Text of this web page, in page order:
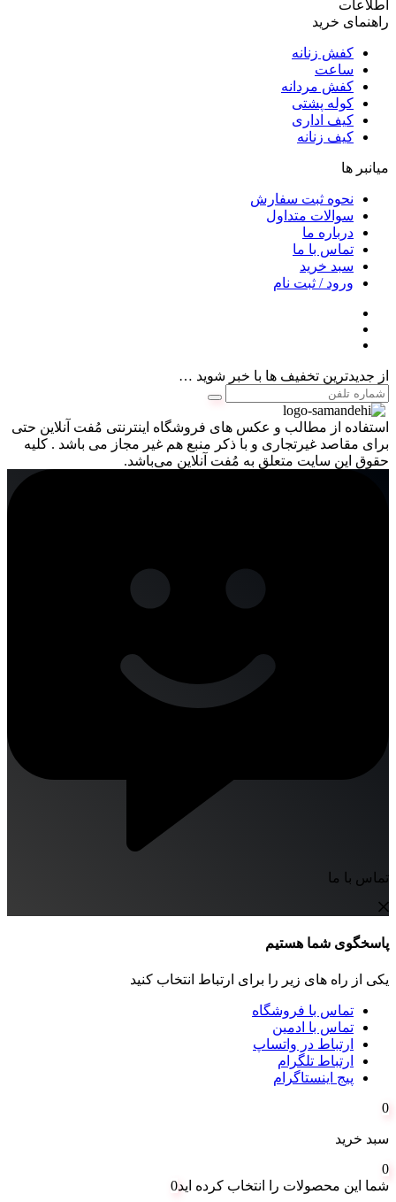
اطلاعات
راهنمای خرید
کفش زنانه
ساعت
کفش مردانه
کوله پشتی
کیف اداری
کیف زنانه
میانبر ها
نحوه ثبت سفارش
سوالات متداول
درباره ما
تماس با ما
سبد خرید
ورود / ثبت نام
از جدیدترین تخفیف ها با خبر شوید …
استفاده از مطالب و عکس های فروشگاه اینترنتی مُفت آنلاین حتی
برای مقاصد غیرتجاری و با ذکر منبع هم غیر مجاز می باشد . کلیه
حقوق این سایت متعلق به مُفت آنلاین می‌باشد.
تماس با ما
پاسخگوی شما هستیم
یکی از راه های زیر را برای ارتباط انتخاب کنید
تماس با فروشگاه
تماس با ادمین
ارتباط در واتساپ
ارتباط تلگرام
پیج اینستاگرام
0
سبد خرید
0
شما این محصولات را انتخاب کرده اید0